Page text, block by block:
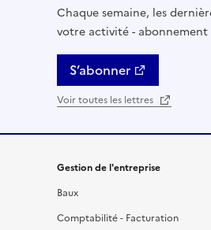
Chaque semaine, les
votre activité -
S’abonner
Voir toutes les lettres
Gestion de l'entreprise
Baux
Comptabilité - Facturation